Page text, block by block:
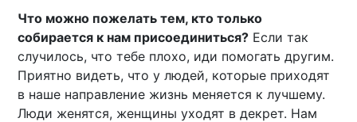
Что можно пожелать тем, кто только
собирается к нам присоединиться? Если так
случилось, что тебе плохо, иди помогать другим.
Приятно видеть, что у людей, которые приходят
в наше направление жизнь меняется к лучшему.
Люди женятся, женщины уходят в декрет. Нам